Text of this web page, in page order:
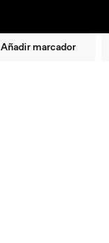
Añadir marcador